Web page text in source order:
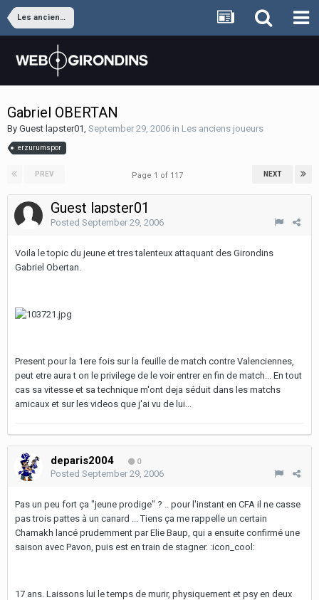
Les anciens joueurs
Gabriel OBERTAN
By Guest lapster01, September 29, 2006 in Les anciens joueurs
erzurumspor
PREV NEXT
Page 1 of 117
Guest lapster01
Posted September 29, 2006
Voila le topic du jeune et tres talenteux attaquant des Girondins
Gabriel Obertan.
Present pour la 1ere fois sur la feuille de match contre Valenciennes,
peut etre aura t on le privilege de le voir entrer en fin de match... En tout
cas sa vitesse et sa technique m'ont deja séduit dans les matchs
amicaux et sur les videos que j'ai vu de lui...
deparis2004 0
Posted September 29, 2006
Pas un peu fort ça "jeune prodige" ? .. pour l'instant en CFA il ne casse
pas trois pattes à un canard ... Tiens ça me rappelle un certain
Chamakh lancé prudemment par Elie Baup, qui a ensuite confirmé une
saison avec Pavon, puis est en train de stagner. :icon_cool:
17 ans. Laissons lui le temps de murir, physiquement et psy en deux